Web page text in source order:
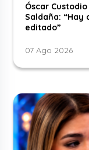
Óscar
Saldaña: “Hay
editado”
07 Ago 2026